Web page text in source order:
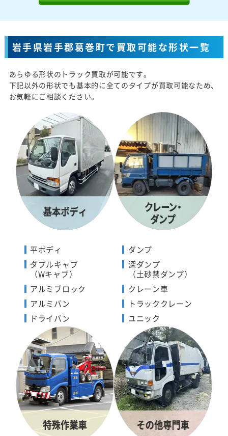
岩手県岩手郡葛巻町で買取可能な形状一覧
あらゆる形状のトラック買取が可能です。
下記以外の形状でも基本的に全てのタイプが買取可能なため、
お気軽にご相談ください。
平ボディ
ダブルキャブ
（Wキャブ）
アルミブロック
アルミバン
ドライバン
ダンプ
深ダンプ
（土砂禁ダンプ）
クレーン車
トラッククレーン
ユニック